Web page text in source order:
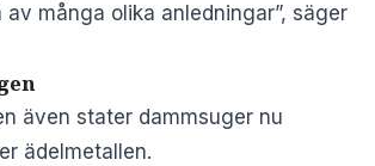
av många olika anledningar”, säger
även stater dammsuger nu
ädelmetallen.